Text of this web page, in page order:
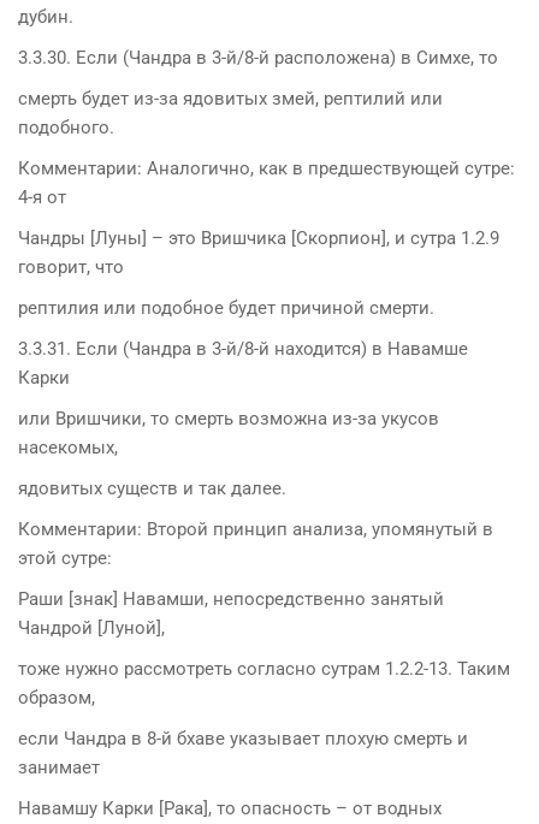
дубин.
3.3.30. Если (Чандра в 3-й/8-й расположена) в Симхе, то
смерть будет из-за ядовитых змей, рептилий или
подобного.
Комментарии: Аналогично, как в предшествующей сутре:
4-я от
Чандры [Луны] – это Вришчика [Скорпион], и сутра 1.2.9
говорит, что
рептилия или подобное будет причиной смерти.
3.3.31. Если (Чандра в 3-й/8-й находится) в Навамше
Карки
или Вришчики, то смерть возможна из-за укусов
насекомых,
ядовитых существ и так далее.
Комментарии: Второй принцип анализа, упомянутый в
этой сутре:
Раши [знак] Навамши, непосредственно занятый
Чандрой [Луной],
тоже нужно рассмотреть согласно сутрам 1.2.2-13. Таким
образом,
если Чандра в 8-й бхаве указывает плохую смерть и
занимает
Навамшу Карки [Рака], то опасность – от водных